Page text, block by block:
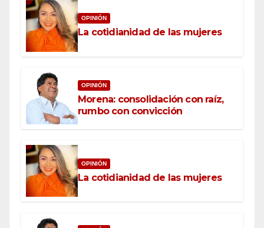
OPINIÓN
La cotidianidad de las mujeres
OPINIÓN
Morena: consolidación con raíz,
rumbo con convicción
OPINIÓN
La cotidianidad de las mujeres